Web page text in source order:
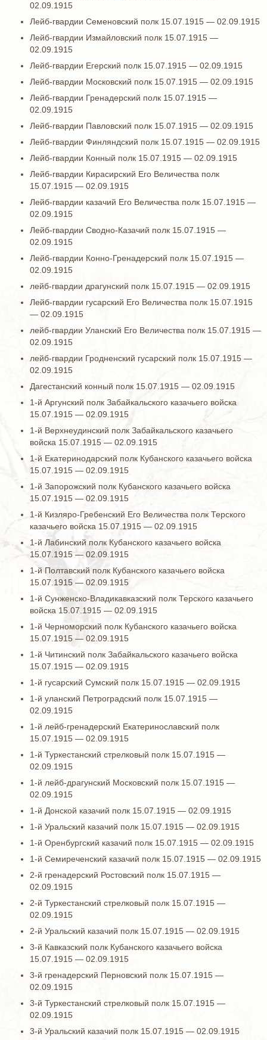
02.09.1915
Лейб-гвардии Семеновский полк 15.07.1915 — 02.09.1915
Лейб-гвардии Измайловский полк 15.07.1915 —
02.09.1915
Лейб-гвардии Егерский полк 15.07.1915 — 02.09.1915
Лейб-гвардии Московский полк 15.07.1915 — 02.09.1915
Лейб-гвардии Гренадерский полк 15.07.1915 —
02.09.1915
Лейб-гвардии Павловский полк 15.07.1915 — 02.09.1915
Лейб-гвардии Финляндский полк 15.07.1915 — 02.09.1915
Лейб-гвардии Конный полк 15.07.1915 — 02.09.1915
Лейб-гвардии Кирасирский Его Величества полк
15.07.1915 — 02.09.1915
Лейб-гвардии казачий Его Величества полк 15.07.1915 —
02.09.1915
Лейб-гвардии Сводно-Казачий полк 15.07.1915 —
02.09.1915
Лейб-гвардии Конно-Гренадерский полк 15.07.1915 —
02.09.1915
лейб-гвардии драгунский полк 15.07.1915 — 02.09.1915
Лейб-гвардии гусарский Его Величества полк 15.07.1915
— 02.09.1915
лейб-гвардии Уланский Его Величества полк 15.07.1915 —
02.09.1915
лейб-гвардии Гродненский гусарский полк 15.07.1915 —
02.09.1915
Дагестанский конный полк 15.07.1915 — 02.09.1915
1-й Аргунский полк Забайкальского казачьего войска
15.07.1915 — 02.09.1915
1-й Верхнеудинский полк Забайкальского казачьего
войска 15.07.1915 — 02.09.1915
1-й Екатеринодарский полк Кубанского казачьего войска
15.07.1915 — 02.09.1915
1-й Запорожский полк Кубанского казачьего войска
15.07.1915 — 02.09.1915
1-й Кизляро-Гребенский Его Величества полк Терского
казачьего войска 15.07.1915 — 02.09.1915
1-й Лабинский полк Кубанского казачьего войска
15.07.1915 — 02.09.1915
1-й Полтавский полк Кубанского казачьего войска
15.07.1915 — 02.09.1915
1-й Сунженско-Владикавказский полк Терского казачьего
войска 15.07.1915 — 02.09.1915
1-й Черноморский полк Кубанского казачьего войска
15.07.1915 — 02.09.1915
1-й Читинский полк Забайкальского казачьего войска
15.07.1915 — 02.09.1915
1-й гусарский Сумский полк 15.07.1915 — 02.09.1915
1-й уланский Петроградский полк 15.07.1915 —
02.09.1915
1-й лейб-гренадерский Екатеринославский полк
15.07.1915 — 02.09.1915
1-й Туркестанский стрелковый полк 15.07.1915 —
02.09.1915
1-й лейб-драгунский Московский полк 15.07.1915 —
02.09.1915
1-й Донской казачий полк 15.07.1915 — 02.09.1915
1-й Уральский казачий полк 15.07.1915 — 02.09.1915
1-й Оренбургский казачий полк 15.07.1915 — 02.09.1915
1-й Семиреченский казачий полк 15.07.1915 — 02.09.1915
2-й гренадерский Ростовский полк 15.07.1915 —
02.09.1915
2-й Туркестанский стрелковый полк 15.07.1915 —
02.09.1915
2-й Уральский казачий полк 15.07.1915 — 02.09.1915
3-й Кавказский полк Кубанского казачьего войска
15.07.1915 — 02.09.1915
3-й гренадерский Перновский полк 15.07.1915 —
02.09.1915
3-й Туркестанский стрелковый полк 15.07.1915 —
02.09.1915
3-й Уральский казачий полк 15.07.1915 — 02.09.1915